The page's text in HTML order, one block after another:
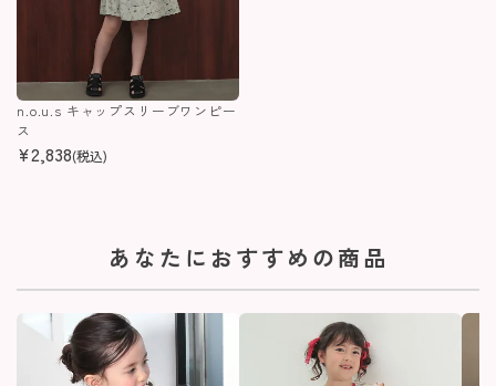
n.o.u.s キャップスリーブワンピー
ス
¥2,838(税込)
あなたにおすすめの商品